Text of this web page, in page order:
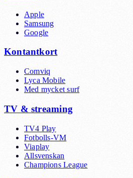
Apple
Samsung
Google
Kontantkort
Comviq
Lyca Mobile
Med mycket surf
TV & streaming
TV4 Play
Fotbolls-VM
Viaplay
Allsvenskan
Champions League